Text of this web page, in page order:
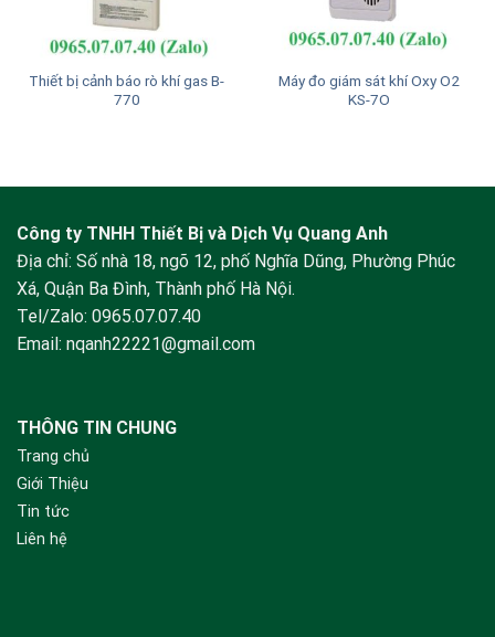
Thiết bị cảnh báo rò khí gas B-
770
Máy đo giám sát khí Oxy O2
KS-7O
Công ty TNHH Thiết Bị và Dịch Vụ Quang Anh
Địa chỉ: Số nhà 18, ngõ 12, phố Nghĩa Dũng, Phường Phúc
Xá, Quận Ba Đình, Thành phố Hà Nội.
Tel/Zalo: 0965.07.07.40
Email: nqanh22221@gmail.com
THÔNG TIN CHUNG
Trang chủ
Giới Thiệu
Tin tức
Liên hệ